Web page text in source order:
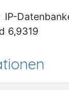
IP-
6,9319